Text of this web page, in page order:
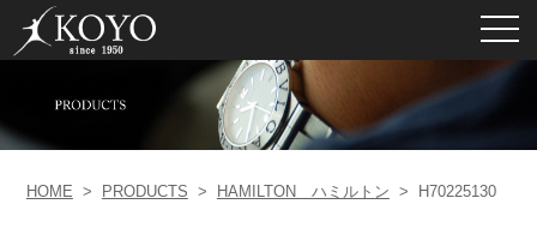
HOME > PRODUCTS > HAMILTON ハミルトン > H70225130